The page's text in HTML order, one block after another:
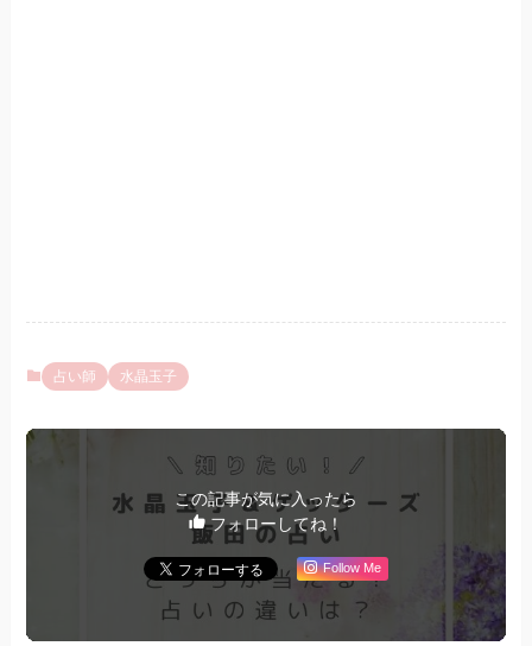
占い師 水晶玉子
この記事が気に入ったら
フォローしてね！
Follow Me